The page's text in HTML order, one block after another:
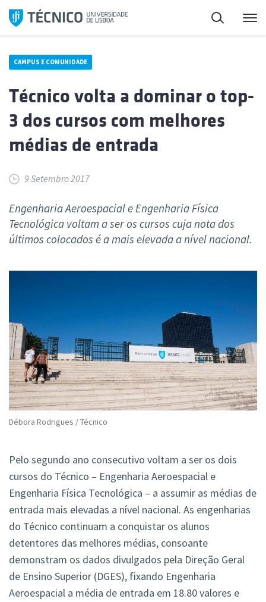
Saltar
para
Pesquisa
CAMPUS E COMUNIDADE
Técnico volta a dominar o top-
3 dos cursos com melhores
médias de entrada
9 Setembro 2017
Engenharia Aeroespacial e Engenharia Física
Tecnológica voltam a ser os cursos cuja nota dos
últimos colocados é a mais elevada a nível nacional.
Débora Rodrigues / Técnico
Pelo segundo ano consecutivo voltam a ser os dois
cursos do Técnico – Engenharia Aeroespacial e
Engenharia Física Tecnológica – a assumir as médias de
entrada mais elevadas a nível nacional. As engenharias
do Técnico continuam a conquistar os alunos
detentores das melhores médias, consoante
demonstram os dados divulgados pela Direção Geral
de Ensino Superior (DGES), fixando Engenharia
Aeroespacial a média de entrada em 18.80 valores e